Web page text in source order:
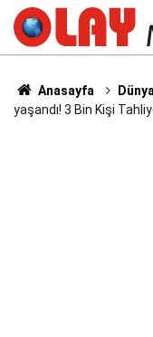
Anasayfa Dünya
yaşandı! 3 Bin Kişi